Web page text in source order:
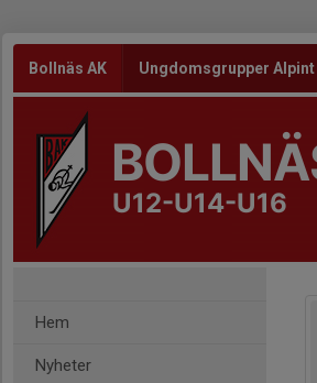
Bollnäs AK Ungdomsgrupper Alpint
U12-U14-U16
Hem
Nyheter